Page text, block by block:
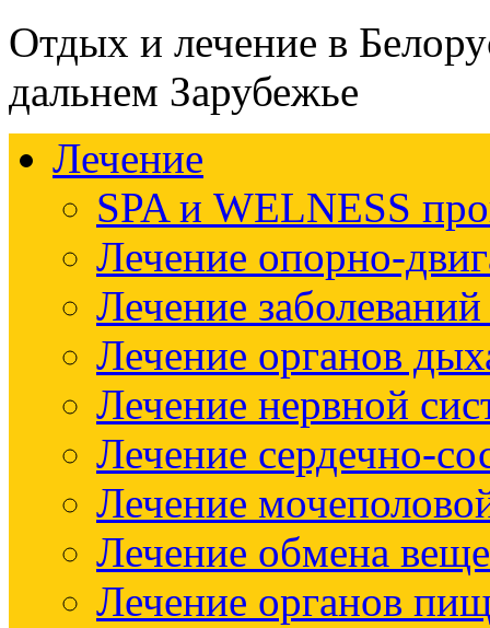
Отдых и лечение в
дальнем Зарубежье
Лечение
SPA и WELNESS
Лечение опорно-
Лечение
Лечение органов
Лечение нервной
Лечение сердечно-
Лечение
Лечение обмена
Лечение органов